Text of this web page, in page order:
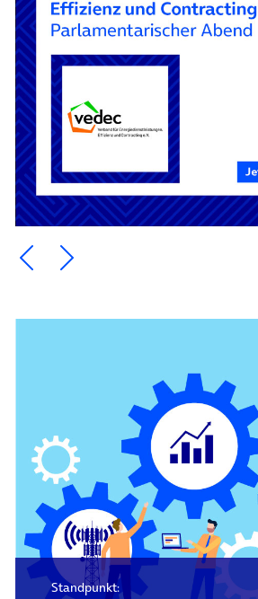
Ein Element zurück blättern
Ein Element weiter blättern
Standpunkt: